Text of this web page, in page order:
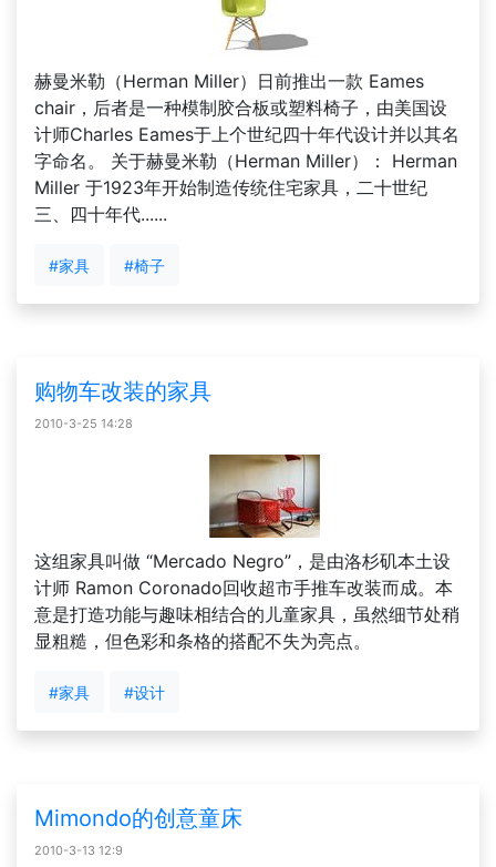
赫曼米勒（Herman Miller）日前推出一款 Eames
chair，后者是一种模制胶合板或塑料椅子，由美国设
计师Charles Eames于上个世纪四十年代设计并以其名
字命名。 关于赫曼米勒（Herman Miller）： Herman
Miller 于1923年开始制造传统住宅家具，二十世纪
三、四十年代......
#家具 #椅子
购物车改装的家具
2010-3-25 14:28
这组家具叫做 “Mercado Negro”，是由洛杉矶本土设
计师 Ramon Coronado回收超市手推车改装而成。本
意是打造功能与趣味相结合的儿童家具，虽然细节处稍
显粗糙，但色彩和条格的搭配不失为亮点。
#家具 #设计
Mimondo的创意童床
2010-3-13 12:9